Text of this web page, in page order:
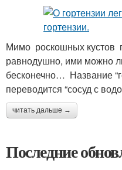
Мимо роскошных кустов
равнодушно, ими можно
бесконечно… Название
переводится “сосуд с
читать дальше →
Последние